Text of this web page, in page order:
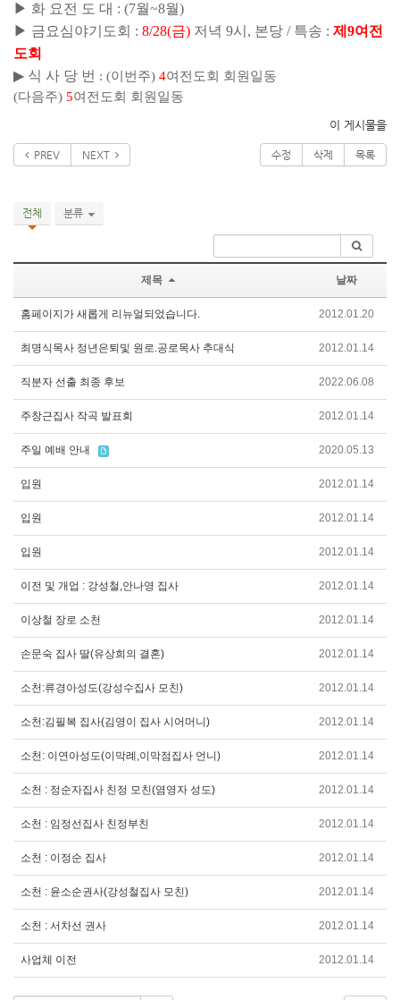
▶ 화 요전 도 대 : (7월~8월)
▶ 금요심야기도회 : 8/28(금) 저녁 9시, 본당 / 특송 : 제9여전
도회
▶ 식 사 당 번 : (이번주) 4여전도회 회원일동
(다음주) 5여전도회 회원일동
이 게시물을
PREV NEXT 수정 삭제 목록
전체 분류
제목 날짜
홈페이지가 새롭게 리뉴얼되었습니다. 2012.01.20
최명식목사 정년은퇴및 원로.공로목사 추대식 2012.01.14
직분자 선출 최종 후보 2022.06.08
주창근집사 작곡 발표회 2012.01.14
주일 예배 안내 2020.05.13
입원 2012.01.14
입원 2012.01.14
입원 2012.01.14
이전 및 개업 : 강성철,안나영 집사 2012.01.14
이상철 장로 소천 2012.01.14
손문숙 집사 딸(유상희의 결혼) 2012.01.14
소천:류경아성도(강성수집사 모친) 2012.01.14
소천:김필복 집사(김영이 집사 시어머니) 2012.01.14
소천: 이연아성도(이막례,이막점집사 언니) 2012.01.14
소천 : 정순자집사 친정 모친(염영자 성도) 2012.01.14
소천 : 임정선집사 친정부친 2012.01.14
소천 : 이정순 집사 2012.01.14
소천 : 윤소순권사(강성철집사 모친) 2012.01.14
소천 : 서차선 권사 2012.01.14
사업체 이전 2012.01.14